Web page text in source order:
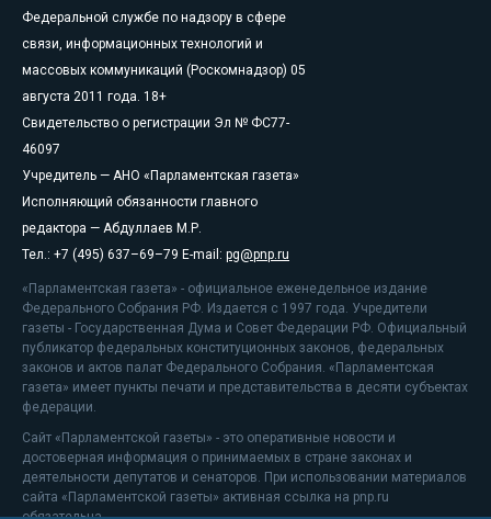
Федеральной службе по надзору в сфере
связи, информационных технологий и
массовых коммуникаций (Роскомнадзор) 05
августа 2011 года. 18+
Свидетельство о регистрации Эл № ФС77-
46097
Учредитель — АНО «Парламентская газета»
Исполняющий обязанности главного
редактора — Абдуллаев М.Р.
Тел.: +7 (495) 637–69–79 E-mail: pg@pnp.ru
«Парламентская газета» - официальное еженедельное издание
Федерального Собрания РФ. Издается с 1997 года. Учредители
газеты - Государственная Дума и Совет Федерации РФ. Официальный
публикатор федеральных конституционных законов, федеральных
законов и актов палат Федерального Собрания. «Парламентская
газета» имеет пункты печати и представительства в десяти субъектах
федерации.
Сайт «Парламентской газеты» - это оперативные новости и
достоверная информация о принимаемых в стране законах и
деятельности депутатов и сенаторов. При использовании материалов
сайта «Парламентской газеты» активная ссылка на pnp.ru